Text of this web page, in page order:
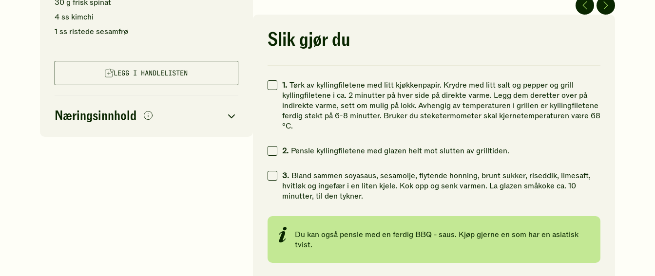
30g frisk spinat
4ss kimchi
1 ss ristede sesamfrø
LEGG I HANDLELISTEN
Næringsinnhold
Klikk
vurdering.
for
vurdering.
vurdering.
vurdering.
5
Slik gjør du
1. Tørk av kyllingfiletene med litt kjøkkenpapir. Krydre med litt salt og pepper og grill
kyllingfiletene i ca. 2 minutter på hver side på direkte varme. Legg dem deretter over på
indirekte varme, sett om mulig på lokk. Avhengig av temperaturen i grillen er kyllingfiletene
ferdig stekt på 6-8 minutter. Bruker du steketermometer skal kjernetemperaturen være 68
°C.
2. Pensle kyllingfiletene med glazen helt mot slutten av grilltiden.
3. Bland sammen soyasaus, sesamolje, flytende honning, brunt sukker, riseddik, limesaft,
hvitløk og ingefær i en liten kjele. Kok opp og senk varmen. La glazen småkoke ca. 10
minutter, til den tykner.
Du kan også pensle med en ferdig BBQ - saus. Kjøp gjerne en som har en asiatisk
tvist.